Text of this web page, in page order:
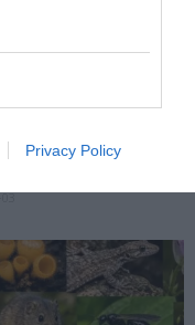
Privacy Policy
ÉS MI TÖRTÉNIK
A TERMÉSZETTEL?